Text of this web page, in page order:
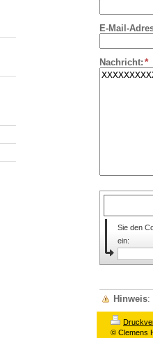
E-Mail-
Nachricht: *
Sie den
Hinweis:
© Clemens